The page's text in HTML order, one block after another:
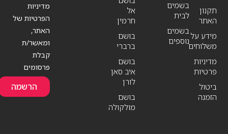
תקנון
האתר
מידע על
משלוחים
מדיניות
פרטיות
ביטול
הזמנה
בשמים
לבית
בשמים
נוספים
אל
חרמין
בושם
ברברי
בושם
איב סאן
לורן
בושם
מולקולה
מדיניות
הפרטיות של
האתר,
ומאשר/ת
קבלת
פרסומים
הרשמה